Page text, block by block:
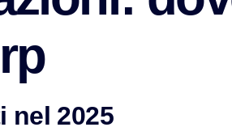
nel 2025